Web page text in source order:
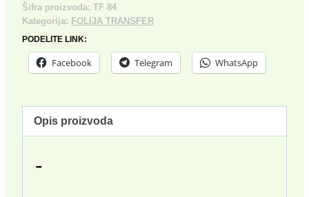
Šifra proizvoda: TF 84
Kategorija: FOLIJA TRANSFER
PODELITE LINK:
Facebook Telegram WhatsApp
Opis proizvoda
-